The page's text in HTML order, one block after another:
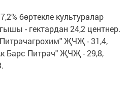
бөртекле культуралар
- гектардан 24,2 центнер.
ҖЧҖ - 31,4,
Барс Питрәч" ҖЧҖ - 29,8,